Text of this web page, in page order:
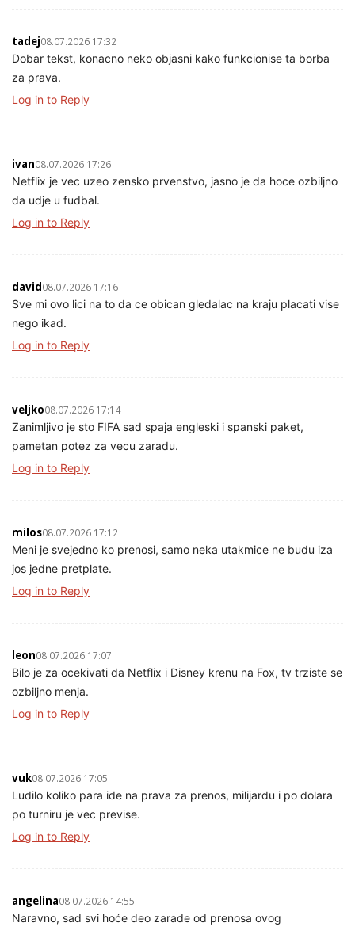
tadej08.07.2026 17:32
Dobar tekst, konacno neko objasni kako funkcionise ta borba
za prava.
Log in to Reply
ivan08.07.2026 17:26
Netflix je vec uzeo zensko prvenstvo, jasno je da hoce ozbiljno
da udje u fudbal.
Log in to Reply
david08.07.2026 17:16
Sve mi ovo lici na to da ce obican gledalac na kraju placati vise
nego ikad.
Log in to Reply
veljko08.07.2026 17:14
Zanimljivo je sto FIFA sad spaja engleski i spanski paket,
pametan potez za vecu zaradu.
Log in to Reply
milos08.07.2026 17:12
Meni je svejedno ko prenosi, samo neka utakmice ne budu iza
jos jedne pretplate.
Log in to Reply
leon08.07.2026 17:07
Bilo je za ocekivati da Netflix i Disney krenu na Fox, tv trziste se
ozbiljno menja.
Log in to Reply
vuk08.07.2026 17:05
Ludilo koliko para ide na prava za prenos, milijardu i po dolara
po turniru je vec previse.
Log in to Reply
angelina08.07.2026 14:55
Naravno, sad svi hoće deo zarade od prenosa ovog